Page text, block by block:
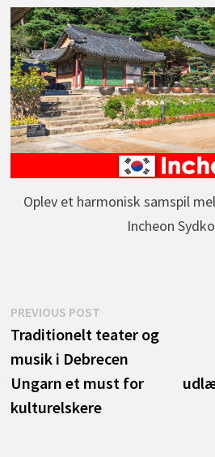
Oplev et harmonisk samspil
Incheon
Indlægsnavigation
PREVIOUS POSTPrevious
post:
Traditionelt teater og
musik i Debrecen
Ungarn et must for
kulturelskere